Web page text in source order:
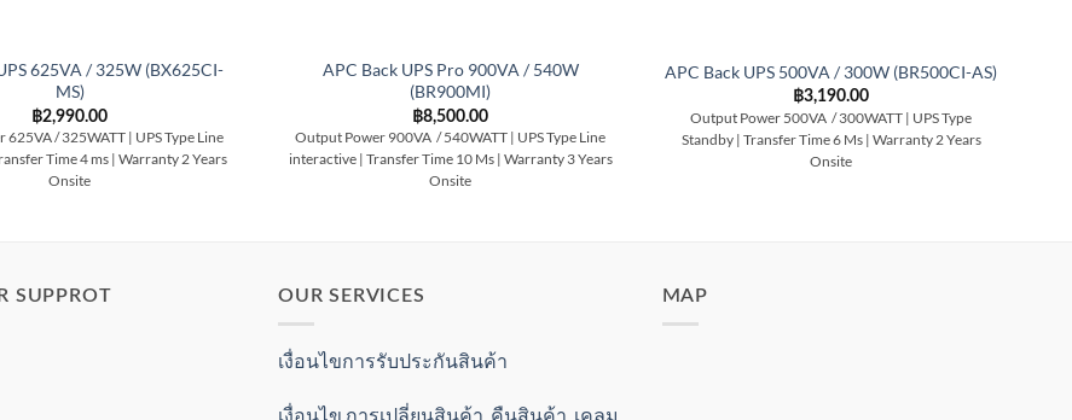
625VA / 325W (BX625CI-
MS)
฿2,990.00
/ 325WATT | UPS Type Line
Time 4 ms | Warranty 2 Years
Onsite
APC Back UPS Pro 900VA / 540W
(BR900MI)
฿8,500.00
Output Power 900VA / 540WATT | UPS Type Line
interactive | Transfer Time 10 Ms | Warranty 3 Years
Onsite
APC Back UPS 500VA / 300W (BR500CI-AS)
฿3,190.00
Output Power 500VA / 300WATT | UPS Type
Standby | Transfer Time 6 Ms | Warranty 2 Years
Onsite
SUPPROT OUR SERVICES
เงื่อนไขการรับประกันสินค้า
เงื่อนไข การเปลี่ยนสินค้า คืนสินค้า เคลม
MAP